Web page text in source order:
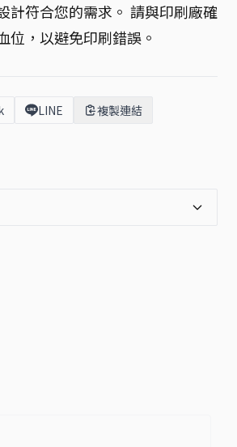
計符合您的需求。 請與印刷廠確
位，以避免印刷錯誤。
LINE 複製連結